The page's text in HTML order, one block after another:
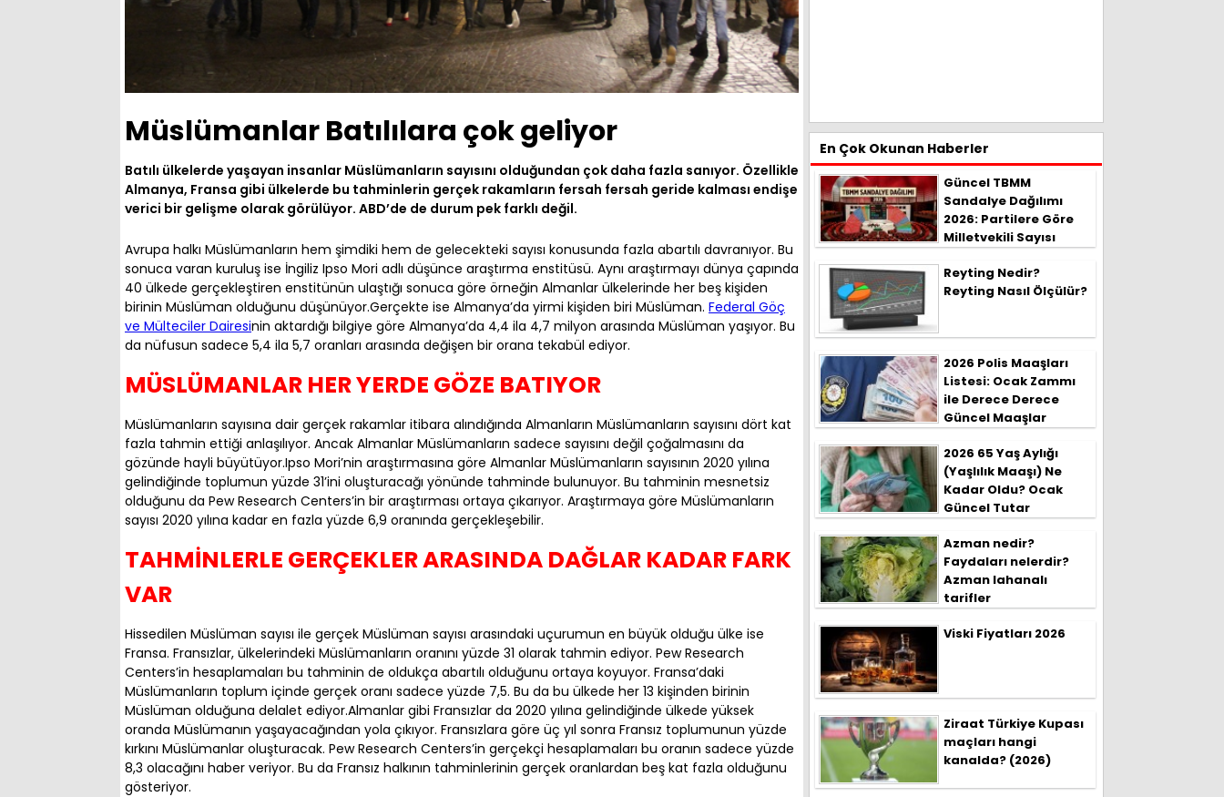
Müslümanlar Batılılara çok geliyor
Batılı ülkelerde yaşayan insanlar Müslümanların sayısını olduğundan çok daha fazla sanıyor. Özellikle
Almanya, Fransa gibi ülkelerde bu tahminlerin gerçek rakamların fersah fersah geride kalması endişe
verici bir gelişme olarak görülüyor. ABD’de de durum pek farklı değil.
Avrupa halkı Müslümanların hem şimdiki hem de gelecekteki sayısı konusunda fazla abartılı davranıyor. Bu
sonuca varan kuruluş ise İngiliz Ipso Mori adlı düşünce araştırma enstitüsü. Aynı araştırmayı dünya çapında
40 ülkede gerçekleştiren enstitünün ulaştığı sonuca göre örneğin Almanlar ülkelerinde her beş kişiden
birinin Müslüman olduğunu düşünüyor.Gerçekte ise Almanya’da yirmi kişiden biri Müslüman. Federal Göç
ve Mülteciler Dairesinin aktardığı bilgiye göre Almanya’da 4,4 ila 4,7 milyon arasında Müslüman yaşıyor. Bu
da nüfusun sadece 5,4 ila 5,7 oranları arasında değişen bir orana tekabül ediyor.
MÜSLÜMANLAR HER YERDE GÖZE BATIYOR
Müslümanların sayısına dair gerçek rakamlar itibara alındığında Almanların Müslümanların sayısını dört kat
fazla tahmin ettiği anlaşılıyor. Ancak Almanlar Müslümanların sadece sayısını değil çoğalmasını da
gözünde hayli büyütüyor.Ipso Mori’nin araştırmasına göre Almanlar Müslümanların sayısının 2020 yılına
gelindiğinde toplumun yüzde 31’ini oluşturacağı yönünde tahminde bulunuyor. Bu tahminin mesnetsiz
olduğunu da Pew Research Centers’in bir araştırması ortaya çıkarıyor. Araştırmaya göre Müslümanların
sayısı 2020 yılına kadar en fazla yüzde 6,9 oranında gerçekleşebilir.
TAHMİNLERLE GERÇEKLER ARASINDA DAĞLAR KADAR FARK
VAR
Hissedilen Müslüman sayısı ile gerçek Müslüman sayısı arasındaki uçurumun en büyük olduğu ülke ise
Fransa. Fransızlar, ülkelerindeki Müslümanların oranını yüzde 31 olarak tahmin ediyor. Pew Research
Centers’in hesaplamaları bu tahminin de oldukça abartılı olduğunu ortaya koyuyor. Fransa’daki
Müslümanların toplum içinde gerçek oranı sadece yüzde 7,5. Bu da bu ülkede her 13 kişinden birinin
Müslüman olduğuna delalet ediyor.Almanlar gibi Fransızlar da 2020 yılına gelindiğinde ülkede yüksek
oranda Müslümanın yaşayacağından yola çıkıyor. Fransızlara göre üç yıl sonra Fransız toplumunun yüzde
kırkını Müslümanlar oluşturacak. Pew Research Centers’in gerçekçi hesaplamaları bu oranın sadece yüzde
8,3 olacağını haber veriyor. Bu da Fransız halkının tahminlerinin gerçek oranlardan beş kat fazla olduğunu
gösteriyor.
En Çok Okunan Haberler
Güncel TBMM
Sandalye Dağılımı
2026: Partilere Göre
Milletvekili Sayısı
Reyting Nedir?
Reyting Nasıl Ölçülür?
2026 Polis Maaşları
Listesi: Ocak Zammı
ile Derece Derece
Güncel Maaşlar
2026 65 Yaş Aylığı
(Yaşlılık Maaşı) Ne
Kadar Oldu? Ocak
Güncel Tutar
Azman nedir?
Faydaları nelerdir?
Azman lahanalı
tarifler
Viski Fiyatları 2026
Ziraat Türkiye Kupası
maçları hangi
kanalda? (2026)